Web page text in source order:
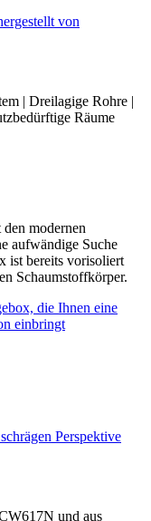
| Dreilagige Rohre |
Räume
modernen
aufwändige Suche
bereits vorisoliert
Schaumstoffkörper.
und aus